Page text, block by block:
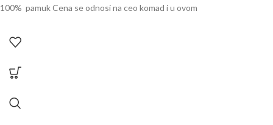
100% pamuk Cena se odnosi na ceo komad i u ovom